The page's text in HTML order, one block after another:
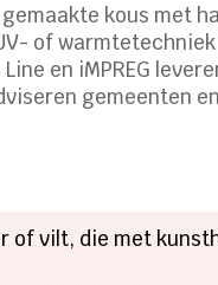
kous met
of
en iMPREG
gemeenten
of vilt, die met